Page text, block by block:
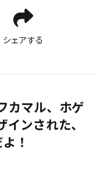
シェアする
カマル、ホゲ
ンされた、
！